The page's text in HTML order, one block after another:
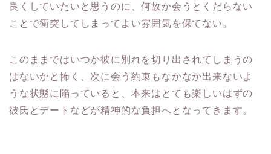
良くしていたいと思うのに、何故か会うとくだらない
ことで衝突してしまってよい雰囲気を保てない。
このままではいつか彼に別れを切り出されてしまうの
はないかと怖く、次に会う約束もなかなか出来ないよ
うな状態に陥っていると、本来はとても楽しいはずの
彼氏とデートなどが精神的な負担へとなってきます。